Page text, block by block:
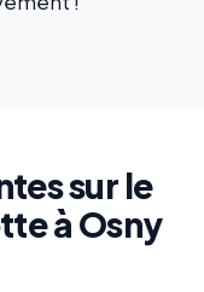
sur le
à Osny